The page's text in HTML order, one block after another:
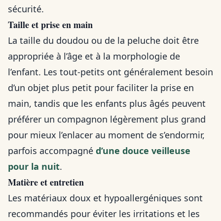
sécurité.
Taille et prise en main
La taille du doudou ou de la peluche doit être
appropriée à l’âge et à la morphologie de
l’enfant. Les tout-petits ont généralement besoin
d’un objet plus petit pour faciliter la prise en
main, tandis que les enfants plus âgés peuvent
préférer un compagnon légèrement plus grand
pour mieux l’enlacer au moment de s’endormir,
parfois accompagné d’une douce veilleuse
pour la nuit.
Matière et entretien
Les matériaux doux et hypoallergéniques sont
recommandés pour éviter les irritations et les